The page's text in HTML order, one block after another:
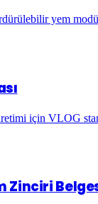
yem
için VLOG
Zinciri